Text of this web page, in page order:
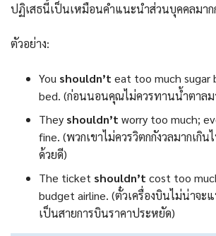
ปฏิเสธนี้เป็นเหมือนคำแนะนำส่วนบุคคลมาก
ตัวอย่าง:
You shouldn’t eat too much sugar
bed. (ก่อนนอนคุณไม่ควรทานน้ำตาลม
They shouldn’t worry too much;
fine. (พวกเขาไม่ควรวิตกกังวลมากเกิน
ด้วยดี)
The ticket shouldn’t cost too
budget airline. (ตั๋วเครื่องบินไม่น่าจะ
เป็นสายการบินราคาประหยัด)